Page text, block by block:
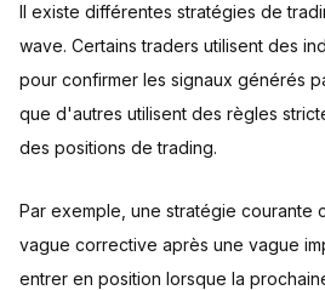
Il existe différentes stratégies de
wave. Certains traders utilisent des
pour confirmer les signaux générés
que d'autres utilisent des règles
des positions de trading.
Par exemple, une stratégie courante
vague corrective après une vague
entrer en position lorsque la